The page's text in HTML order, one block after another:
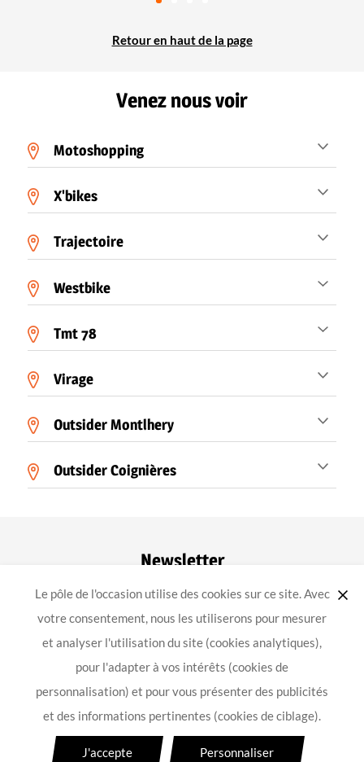
Retour en haut de la page
Venez nous voir
Motoshopping
X'bikes
Trajectoire
Westbike
Tmt 78
Virage
Outsider Montlhery
Outsider Coignières
Newsletter
Pour les trajets courts, privilégiez la marche ou le vélo#SeDéplacerMoinsPolluer
Le pôle de l'occasion utilise des cookies sur ce site. Avec
votre consentement, nous les utiliserons pour mesurer
et analyser l'utilisation du site (cookies analytiques),
pour l'adapter à vos intérêts (cookies de
personnalisation) et pour vous présenter des publicités
et des informations pertinentes (cookies de ciblage).
J'accepte Personnaliser